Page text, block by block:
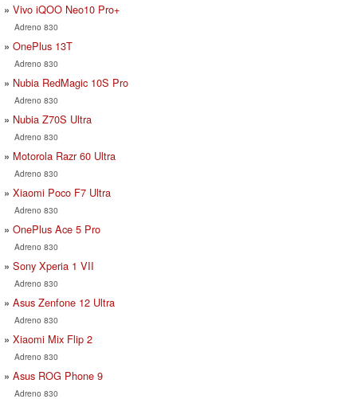
Vivo iQOO Neo10 Pro+
Adreno 830
OnePlus 13T
Adreno 830
Nubia RedMagic 10S Pro
Adreno 830
Nubia Z70S Ultra
Adreno 830
Motorola Razr 60 Ultra
Adreno 830
Xiaomi Poco F7 Ultra
Adreno 830
OnePlus Ace 5 Pro
Adreno 830
Sony Xperia 1 VII
Adreno 830
Asus Zenfone 12 Ultra
Adreno 830
Xiaomi Mix Flip 2
Adreno 830
Asus ROG Phone 9
Adreno 830